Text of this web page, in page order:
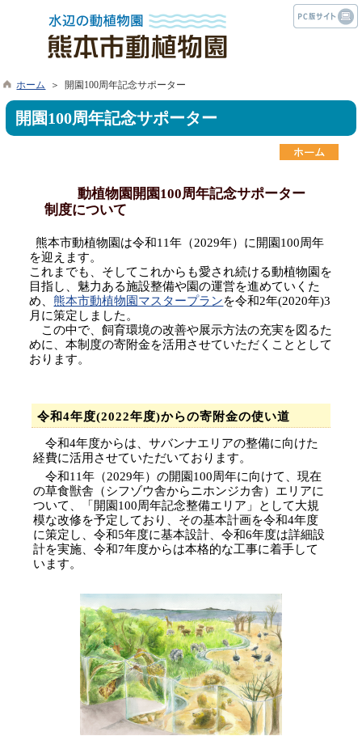
ホーム ＞ 開園100周年記念サポーター
開園100周年記念サポーター
動植物園開園100周年記念サポーター
制度について
熊本市動植物園は令和11年（2029年）に開園100周年
を迎えます。
これまでも、そしてこれからも愛され続ける動植物園を
目指し、魅力ある施設整備や園の運営を進めていくた
め、熊本市動植物園マスタープランを令和2年(2020年)3
月に策定しました。
この中で、飼育環境の改善や展示方法の充実を図るた
めに、本制度の寄附金を活用させていただくこととして
おります。
令和4年度(2022年度)からの寄附金の使い道
令和4年度からは、サバンナエリアの整備に向けた
経費に活用させていただいております。
令和11年（2029年）の開園100周年に向けて、現在
の草食獣舎（シフゾウ舎からニホンジカ舎）エリアに
ついて、「開園100周年記念整備エリア」として大規
模な改修を予定しており、その基本計画を令和4年度
に策定し、令和5年度に基本設計、令和6年度は詳細設
計を実施、令和7年度からは本格的な工事に着手して
います。